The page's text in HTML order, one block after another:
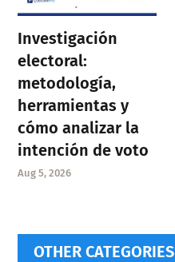
Investigación
electoral:
metodología,
herramientas y
cómo analizar la
intención de voto
Aug 5, 2026
OTHER CATEGORIES